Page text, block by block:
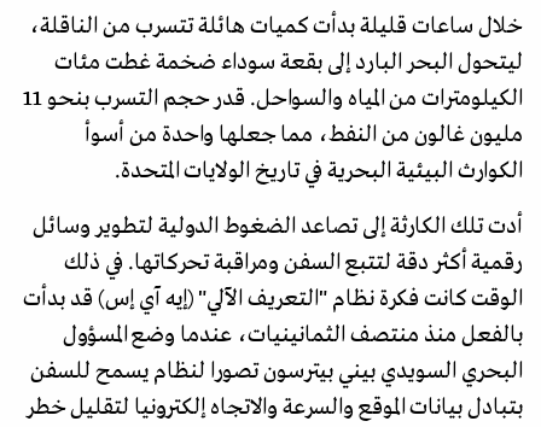
خلال ساعات قليلة بدأت كميات هائلة تتسرب من الناقلة،
ليتحول البحر البارد إلى بقعة سوداء ضخمة غطت مئات
الكيلومترات من المياه والسواحل. قدر حجم التسرب بنحو 11
مليون غالون من النفط، مما جعلها واحدة من أسوأ
الكوارث البيئية البحرية في تاريخ الولايات المتحدة.
أدت تلك الكارثة إلى تصاعد الضغوط الدولية لتطوير وسائل
رقمية أكثر دقة لتتبع السفن ومراقبة تحركاتها. في ذلك
الوقت كانت فكرة نظام "التعريف الآلي" (إيه آي إس) قد بدأت
بالفعل منذ منتصف الثمانينيات، عندما وضع المسؤول
البحري السويدي بيني بيترسون تصورا لنظام يسمح للسفن
بتبادل بيانات الموقع والسرعة والاتجاه إلكترونيا لتقليل خطر